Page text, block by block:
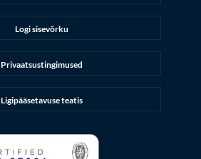
Logi sisevõrku
Privaatsustingimused
Ligipääsetavuse teatis